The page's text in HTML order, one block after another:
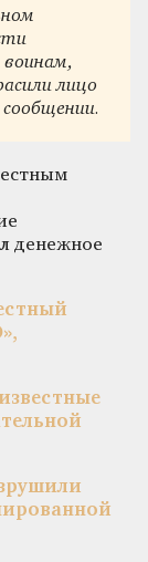
воинам,
лицо
денежное